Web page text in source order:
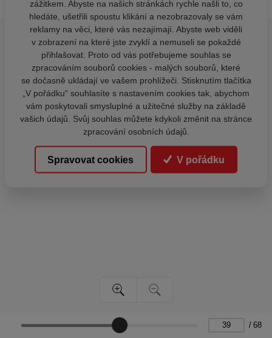
/ 68
zážitkem. Abyste na našich stránkách rychle našli to, co
hledáte, ušetřili spoustu klikání a nezobrazovaly se vám
reklamy na věci, které vás nezajímají. Abyste web viděli
v zobrazení na které jste zvyklí a nemuseli se pokaždé
přihlašovat. Proto od vás potřebujeme souhlas se
zpracováním souborů cookies - malých souborů, které
se dočasně ukládají ve vašem prohlížeči. Stisknutím tlačítka
„V pořádku“ souhlasíte s nastavením cookies tak, abychom
vám poskytovali smysluplné a užitečné služby na základě
vašich údajů. Svůj souhlas můžete kdykoli změnit na stránce
zpracování osobních údajů.
Spravovat cookies V pořádku